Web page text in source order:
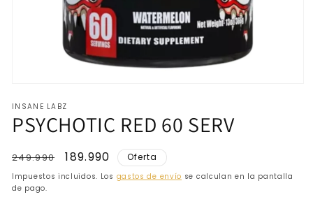
multimedia
1
en
modal
INSANE LABZ
PSYCHOTIC RED 60 SERV
Precio
habitual
249.990
Precio
de
189.990 Oferta
Impuestos incluidos. Los gastos de envío se calculan en la pantalla
de pago.